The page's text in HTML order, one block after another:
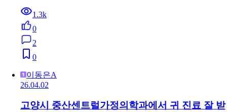
1.3k
0
2
0
이동은A
26.04.02
고양시 중산센트럴가정의학과에서 귀 진료 잘 받